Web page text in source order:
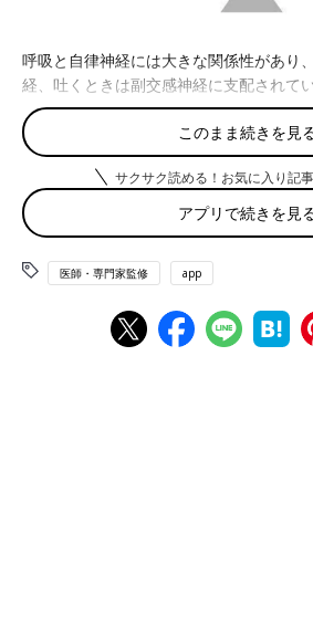
呼吸と自律神経には大きな関係性があり
経、吐くときは副交感神経に支配されて
呼吸が感情の動きと連動していることを
す。「緊張すると呼吸が速く、浅くなる
せんか？ これがまさしく情動呼吸です。
速く浅い呼吸はさらに交感神経を刺激し
よう」とするのは、ゆっくりと深く呼吸
このまま続きを見
サクサク読める！お気に入り記
アプリで続きを見
医師・専門家監修 app